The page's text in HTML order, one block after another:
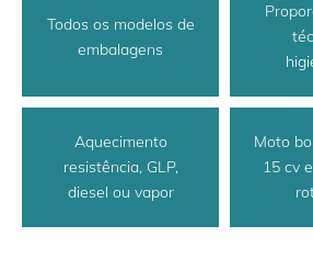
Todos os modelos de
embalagens
Aquecimento
resistência, GLP,
diesel ou vapor
Moto
15 cv